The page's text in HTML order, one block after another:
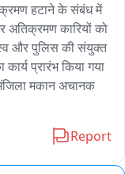
हटाने के संबंध में
अतिक्रमण कारियों को
और पुलिस की संयुक्त
प्रारंभ किया गया
मकान अचानक
Report